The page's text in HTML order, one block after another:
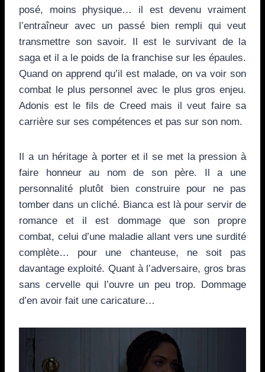
posé, moins physique… il est devenu vraiment
l’entraîneur avec un passé bien rempli qui veut
transmettre son savoir. Il est le survivant de la
saga et il a le poids de la franchise sur les épaules.
Quand on apprend qu’il est malade, on va voir son
combat le plus personnel avec le plus gros enjeu.
Adonis est le fils de Creed mais il veut faire sa
carrière sur ses compétences et pas sur son nom.
Il a un héritage à porter et il se met la pression à
faire honneur au nom de son père. Il a une
personnalité plutôt bien construire pour ne pas
tomber dans un cliché. Bianca est là pour servir de
romance et il est dommage que son propre
combat, celui d’une maladie allant vers une surdité
complète… pour une chanteuse, ne soit pas
davantage exploité. Quant à l’adversaire, gros bras
sans cervelle qui l’ouvre un peu trop. Dommage
d’en avoir fait une caricature…